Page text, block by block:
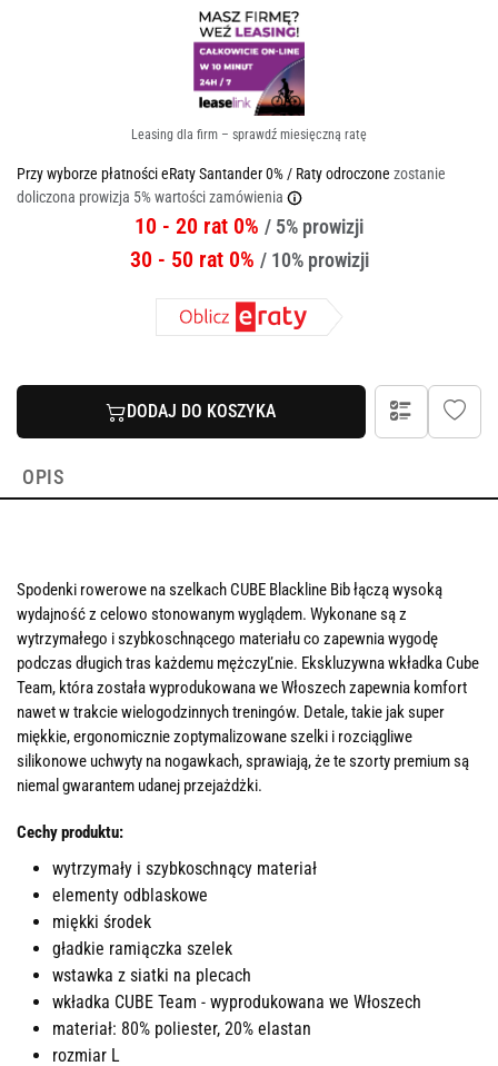
Leasing dla firm – sprawdź miesięczną ratę
Przy wyborze płatności eRaty Santander 0% / Raty odroczone zostanie
doliczona prowizja 5% wartości zamówienia
10 - 20 rat 0% / 5% prowizji
30 - 50 rat 0% / 10% prowizji
DODAJ DO KOSZYKA
OPIS
Spodenki rowerowe na szelkach CUBE Blackline Bib łączą wysoką
wydajność z celowo stonowanym wyglądem. Wykonane są z
wytrzymałego i szybkoschnącego materiału co zapewnia wygodę
podczas długich tras każdemu mężczyĽnie. Ekskluzywna wkładka Cube
Team, która została wyprodukowana we Włoszech zapewnia komfort
nawet w trakcie wielogodzinnych treningów. Detale, takie jak super
miękkie, ergonomicznie zoptymalizowane szelki i rozciągliwe
silikonowe uchwyty na nogawkach, sprawiają, że te szorty premium są
niemal gwarantem udanej przejażdżki.
Cechy produktu:
wytrzymały i szybkoschnący materiał
elementy odblaskowe
miękki środek
gładkie ramiączka szelek
wstawka z siatki na plecach
wkładka CUBE Team - wyprodukowana we Włoszech
materiał: 80% poliester, 20% elastan
rozmiar L